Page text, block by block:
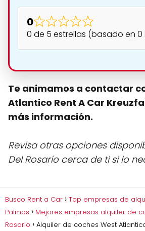
0
0 de 5 estrellas (basado en 0
Te animamos a contactar
Atlantico Rent A Car
más información.
Revisa otras opciones
Del Rosario cerca de ti si lo
Busco Rent a Car
Top empresas de
Palmas
Mejores empresas alquiler de
Rosario
Alquiler de coches West